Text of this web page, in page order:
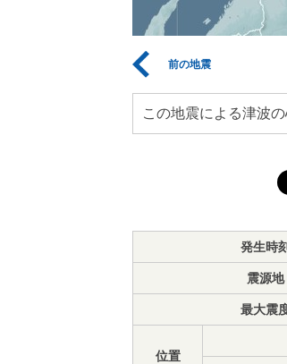
前の地震
この地震による津波
発生時刻
震源地
最大震
位置